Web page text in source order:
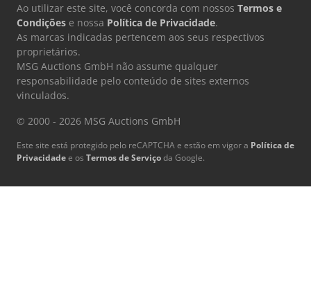
Ao utilizar este site, você concorda com nossos Termos e
Condições e nossa Política de Privacidade.
As marcas indicadas pertencem aos seus respectivos
proprietários.
MSG Auctions GmbH não assume qualquer
responsabilidade pelo conteúdo de sites externos
vinculados.
© 2000 - 2026 MSG Auctions GmbH
Este site está protegido pelo reCAPTCHA e estão em vigor a Política de
Privacidadee os Termos de Serviçoda Google.